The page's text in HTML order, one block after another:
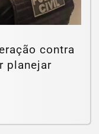
contra
planejar